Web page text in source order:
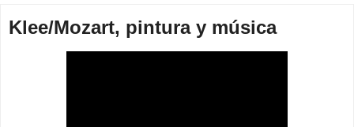
Klee/Mozart, pintura y música